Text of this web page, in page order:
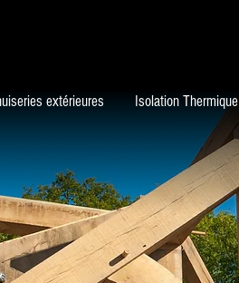
extérieures Isolation